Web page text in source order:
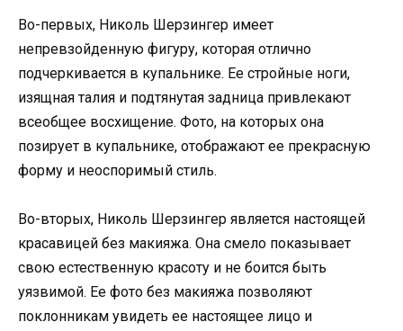
Во-первых, Николь Шерзингер имеет
непревзойденную фигуру, которая отлично
подчеркивается в купальнике. Ее стройные ноги,
изящная талия и подтянутая задница привлекают
всеобщее восхищение. Фото, на которых она
позирует в купальнике, отображают ее прекрасную
форму и неоспоримый стиль.
Во-вторых, Николь Шерзингер является настоящей
красавицей без макияжа. Она смело показывает
свою естественную красоту и не боится быть
уязвимой. Ее фото без макияжа позволяют
поклонникам увидеть ее настоящее лицо и